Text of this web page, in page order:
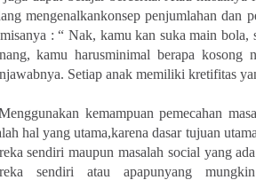
mengenalkankonsep penjumlahan dan
: “ Nak, kamu kan suka main
kamu harusminimal berapa
Setiap anak memiliki kretifitas
kemampuan pemecahan
hal yang utama,karena dasar tujuan
sendiri maupun masalah social yang
sendiri atau apapunyang